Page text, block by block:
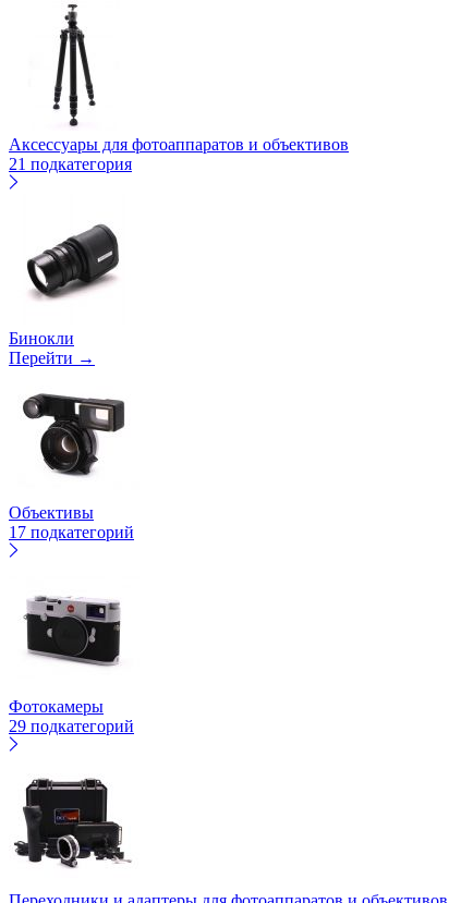
Аксессуары для фотоаппаратов и объективов
21 подкатегория
Бинокли
Перейти →
Объективы
17 подкатегорий
Фотокамеры
29 подкатегорий